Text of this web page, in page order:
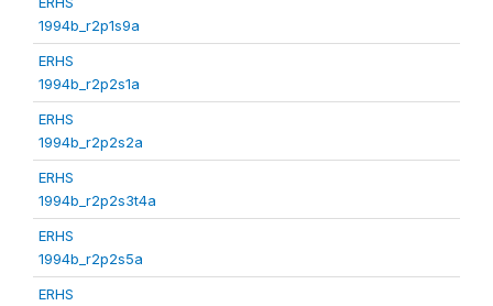
1994b_r2p1s9a
ERHS
1994b_r2p2s1a
ERHS
1994b_r2p2s2a
ERHS
1994b_r2p2s3t4a
ERHS
1994b_r2p2s5a
ERHS